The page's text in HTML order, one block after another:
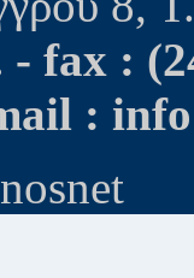
- fax :
: